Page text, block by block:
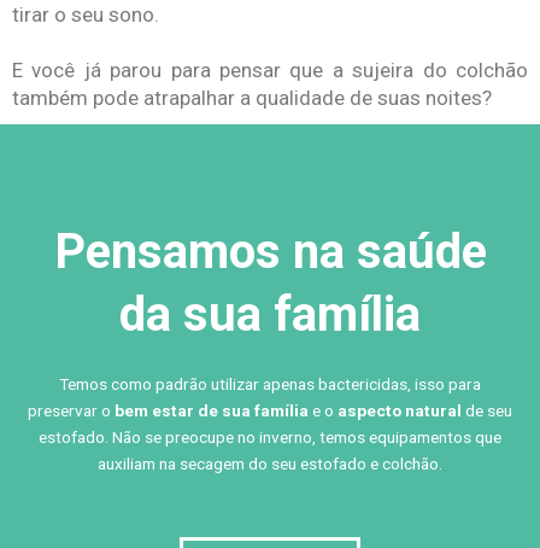
tirar o seu sono.
E você já parou para pensar que a sujeira do colchão
também pode atrapalhar a qualidade de suas noites?
Pensamos na saúde
da sua família
Temos como padrão utilizar apenas bactericidas, isso para
preservar o bem estar de sua família e o aspecto natural de seu
estofado. Não se preocupe no inverno, temos equipamentos que
auxiliam na secagem do seu estofado e colchão.